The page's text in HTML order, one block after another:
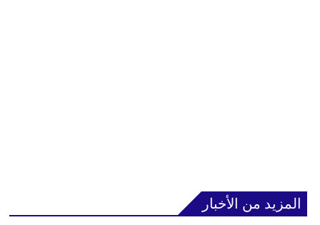
المزيد من الأخبار